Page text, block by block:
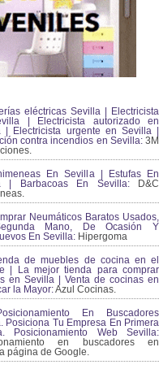
eléctricas Sevilla | Electricista
| Electricista autorizado en
| Electricista urgente en Sevilla |
contra incendios en Sevilla:3M
En Sevilla | Estufas En
| Barbacoas En Sevilla:D&C
Neumáticos Baratos Usados,
Mano, De Ocasión Y
En Sevilla: Hipergoma
de muebles de cocina en el
| La mejor tienda para comprar
en Sevilla | Venta de cocinas en
la Mayor:Azul Cocinas.
En Buscadores
Posiciona Tu Empresa En Primera
Posicionamiento Web Sevilla:
en buscadores en
página de Google.